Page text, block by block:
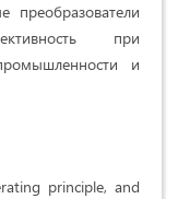
преобразователи
при
и
principle, and